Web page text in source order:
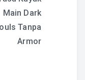
Main Dark
Tanpa
Armor